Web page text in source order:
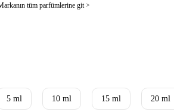
tüm parfümlerine git >
5 ml 10 ml 15 ml 20 ml